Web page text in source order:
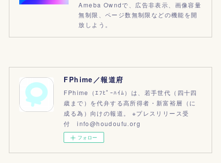
Ameba Owndで、広告非表示、画像容量
無制限、ページ数無制限などの機能を開
放しよう。
FPhime／報道府
FPhime（ｴﾌﾋﾟｰﾊｲﾑ）は、若手世代（四十四
歳まで）を代弁する高所得者・新富裕層（に
成る為）向けの報道。 ※プレスリリース受
付 info@houdoufu.org
フォロー